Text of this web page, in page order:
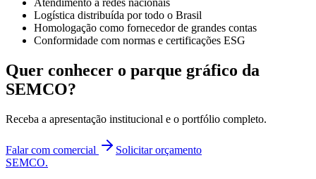
Atendimento a redes nacionais
Logística distribuída por todo o Brasil
Homologação como fornecedor de grandes contas
Conformidade com normas e certificações ESG
Quer conhecer o parque gráfico da
SEMCO?
Receba a apresentação institucional e o portfólio completo.
Falar com comercial
Solicitar orçamento
SEMCO.